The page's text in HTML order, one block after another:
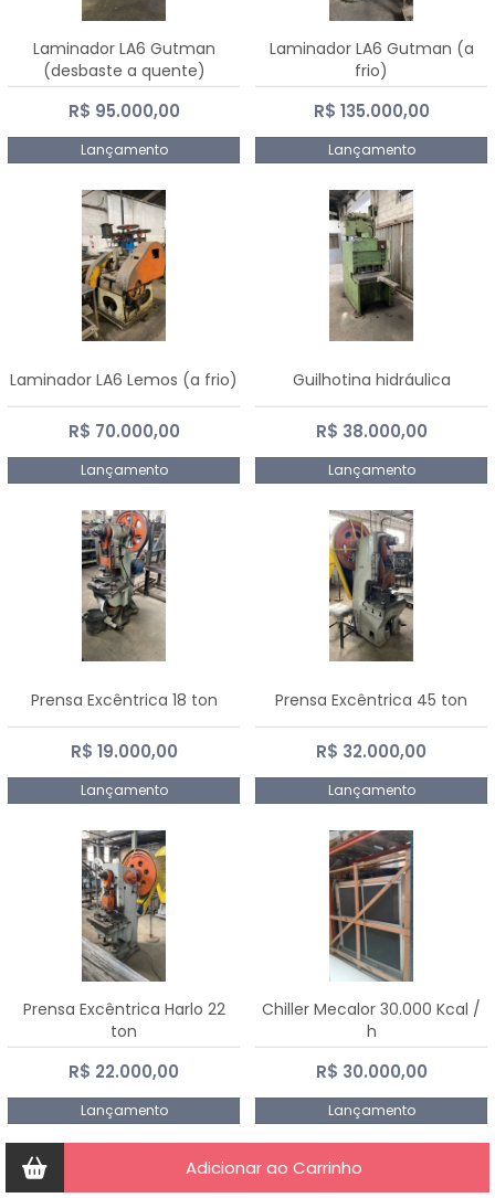
Laminador LA6 Gutman
(desbaste a quente)
R$ 95.000,00
Lançamento
Laminador LA6 Gutman (a
frio)
R$ 135.000,00
Lançamento
Laminador LA6 Lemos (a frio)
R$ 70.000,00
Lançamento
Guilhotina hidráulica
R$ 38.000,00
Lançamento
Prensa Excêntrica 18 ton
R$ 19.000,00
Lançamento
Prensa Excêntrica 45 ton
R$ 32.000,00
Lançamento
Prensa Excêntrica Harlo 22
ton
R$ 22.000,00
Lançamento
Chiller Mecalor 30.000 Kcal /
h
R$ 30.000,00
Lançamento
Adicionar ao Carrinho